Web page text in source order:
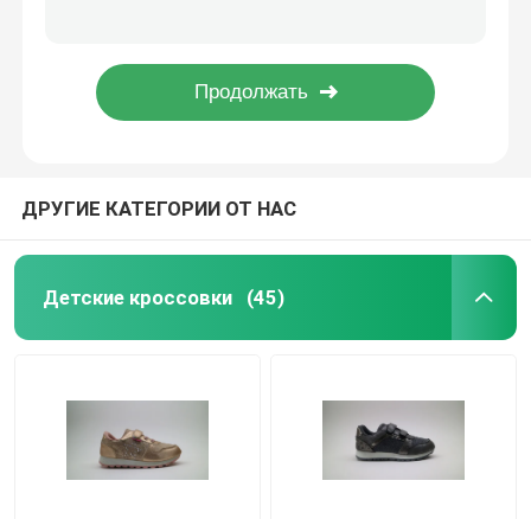
Облегченные идущие ботинки
Детские снежные сапоги
Аква-обувь для детей
Детские сандалии
Легкая спортивная обувь
ДРУГИЕ КАТЕГОРИИ ОТ НАС
Детские кроссовки (45)